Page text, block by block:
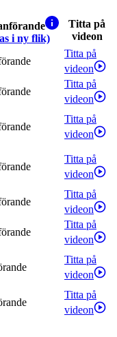
i ny flik)
Titta på
videon
Titta på
videon
Titta på
videon
Titta på
videon
Titta på
videon
Titta på
videon
Titta på
videon
Titta på
videon
Titta på
videon